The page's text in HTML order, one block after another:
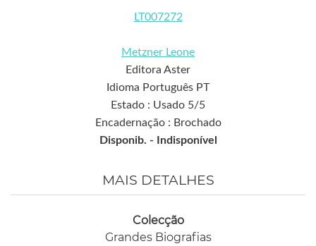
LT007272
Metzner Leone
Editora Aster
Idioma Português PT
Estado : Usado 5/5
Encadernação : Brochado
Disponib. -
Indisponível
MAIS DETALHES
Colecção
Grandes Biografias